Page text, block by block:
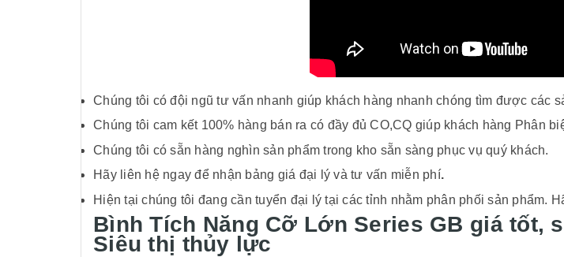
Chúng tôi có đội ngũ tư vấn nhanh giúp khách hàng nhanh chóng tìm được các
Chúng tôi cam kết 100% hàng bán ra có đầy đủ CO,CQ giúp khách hàng Phân
Chúng tôi có sẵn hàng nghìn sản phẩm trong kho sẵn sàng phục vụ quý khách.
Hãy liên hệ ngay để nhận bảng giá đại lý và tư vấn miễn phí.
Hiện tại chúng tôi đang cần tuyển đại lý tại các tỉnh nhằm phân phối sản phẩm.
Bình Tích Năng Cỡ Lớn Series GB giá tốt,
Siêu thị thủy lực